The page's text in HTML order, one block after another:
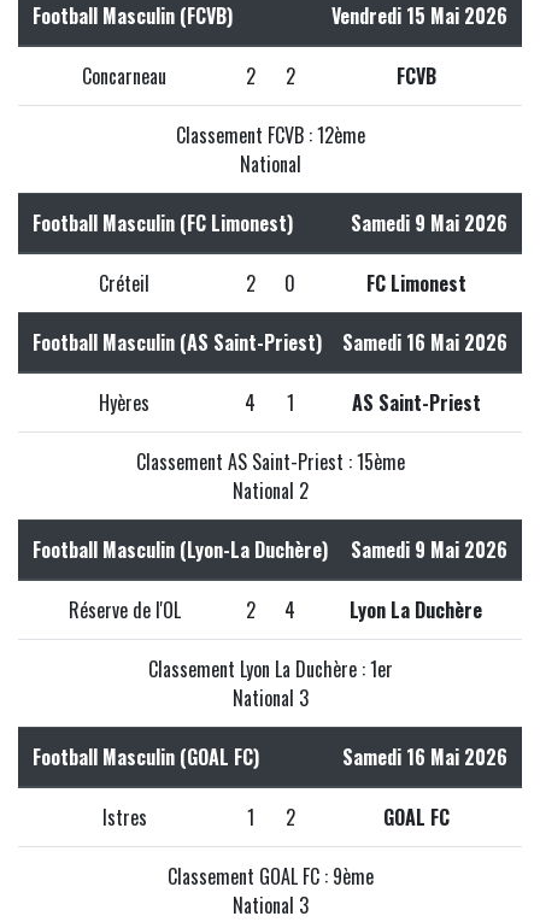
Football Masculin (FCVB) Vendredi 15 Mai 2026
Concarneau 2 2 FCVB
Classement FCVB : 12ème
National
Football Masculin (FC Limonest) Samedi 9 Mai 2026
Créteil 2 0 FC Limonest
Football Masculin (AS Saint-Priest) Samedi 16 Mai 2026
Hyères 4 1 AS Saint-Priest
Classement AS Saint-Priest : 15ème
National 2
Football Masculin (Lyon-La Duchère) Samedi 9 Mai 2026
Réserve de l'OL 2 4 Lyon La Duchère
Classement Lyon La Duchère : 1er
National 3
Football Masculin (GOAL FC) Samedi 16 Mai 2026
Istres 1 2 GOAL FC
Classement GOAL FC : 9ème
National 3